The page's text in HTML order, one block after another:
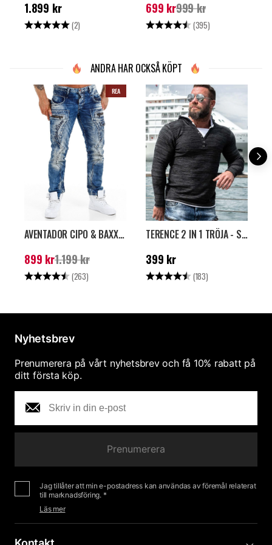
Pris:1.899 kr
1.899 kr
Betyg: (2) 5.0 utav 5 stjärnor
Nuvarande pris:699
kr Tidigare pris:999 kr
699 kr999 kr
Betyg: (395)
ANDRA HAR OCKSÅ KÖPT
REA
AVENTADOR CIPO & BAXX JEANS - MÖRKBLÅ
Nuvarande pris:899
kr Tidigare pris:1.199 kr
899 kr1.199 kr
Betyg: (263) 4.7 utav 5 stjärnor
TERENCE 2 IN 1 TRÖJA - SVART
Pris: 399 kr
399 kr
Betyg: (183)
Nyhetsbrev
Prenumerera på vårt nyhetsbrev och få 10% rabatt på
ditt första köp.
Prenumerera
Jag tillåter att min e-postadress kan användas av föremål relaterat
till marknadsföring. *
Läs mer